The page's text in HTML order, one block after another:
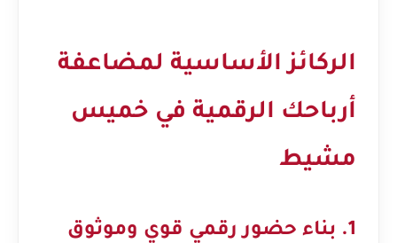
الركائز الأساسية لمضاعفة
أرباحك الرقمية في خميس
مشيط
1. بناء حضور رقمي قوي وموثوق